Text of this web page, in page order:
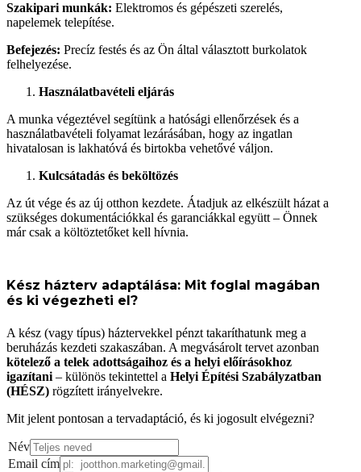
Szakipari munkák: Elektromos és gépészeti szerelés,
napelemek telepítése.
Befejezés: Precíz festés és az Ön által választott burkolatok
felhelyezése.
Használatbavételi eljárás
A munka végeztével segítünk a hatósági ellenőrzések és a
használatbavételi folyamat lezárásában, hogy az ingatlan
hivatalosan is lakhatóvá és birtokba vehetővé váljon.
Kulcsátadás és beköltözés
Az út vége és az új otthon kezdete. Átadjuk az elkészült házat a
szükséges dokumentációkkal és garanciákkal együtt – Önnek
már csak a költöztetőket kell hívnia.
Kész házterv adaptálása: Mit foglal magában
és ki végezheti el?
A kész (vagy típus) háztervekkel pénzt takaríthatunk meg a
beruházás kezdeti szakaszában. A megvásárolt tervet azonban
kötelező a telek adottságaihoz és a helyi előírásokhoz
igazítani – különös tekintettel a Helyi Építési Szabályzatban
(HÉSZ) rögzített irányelvekre.
Mit jelent pontosan a tervadaptáció, és ki jogosult elvégezni?
Név
Email cím